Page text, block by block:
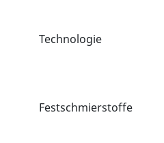
Technologie
Festschmierstoffe